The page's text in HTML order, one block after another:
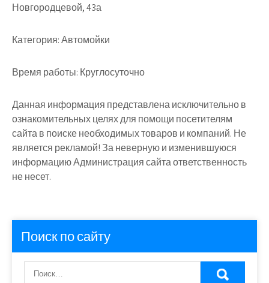
Новгородцевой, 43а
Категория:Автомойки
Время работы: Круглосуточно
Данная информация представлена исключительно в
ознакомительных целях для помощи посетителям
сайта в поиске необходимых товаров и компаний. Не
является рекламой! За неверную и изменившуюся
информацию Администрация сайта ответственность
не несет.
Поиск по сайту